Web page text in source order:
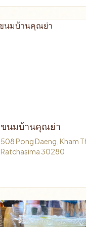
ขนมบ้านคุณย่า
508 Pong Daeng, Kham
Ratchasima 30280